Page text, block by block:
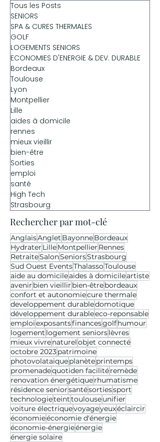
Tous les Posts
SENIORS
SPA & CURES THERMALES
GOLF
LOGEMENTS SENIORS
ECONOMIES D'ENERGIE & DEV. DURABLE
Bordeaux
Toulouse
Lyon
Montpellier
Lille
aides à domicile
rennes
mieux vieillir
bien-être
Sorties
emploi
santé
High Tech
Strasbourg
Rechercher par mot-clé
AnglaisAnglet BayonneBordeaux
Hydrater LilleMontpellier Rennes
RetraiteSalonSeniorsStrasbourg
Sud Ouest EventsThalassoToulouse
aide au domicileaides à domicileartiste
avenir bien vieillir bien-êtrebordeaux
confort et autonomiecure thermale
developpement durabledomotique
développement durableeco-reponsable
emploiexposantsfinancesgolfhumour
logement logement seniorslèvres
mieux vivrenaturelobjet connecté
octobre 2023patrimoine
photovolataiqueplanèteprintemps
promenadequotiden facilitéremède
renovation énergétiquerhumatisme
résidence seniorsantésortiessport
technologieteinttoulouseunifier
voiture électriquevoyageyeuxéclaircir
économieéconomie d'énergie
économie-énergieénergie
énergie solaire